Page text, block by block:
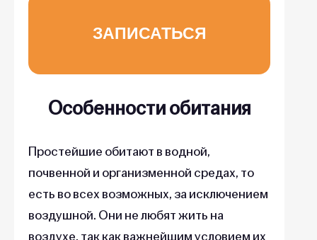
Особенности обитания
Простейшие обитают в водной,
почвенной и организменной средах, то
есть во всех возможных, за исключением
воздушной. Они не любят жить на
воздухе, так как важнейшим условием их